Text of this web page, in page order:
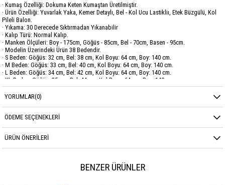
· Kumaş Özelliği: Dokuma Keten Kumaştan Üretilmiştir.
· Ürün Özelliği: Yuvarlak Yaka, Kemer Detaylı, Bel - Kol Ucu Lastikliı, Etek Büzgülü, Kol
Pileli Balon.
· Yıkama: 30 Derecede Sıktırmadan Yıkanabilir
· Kalıp Türü: Normal Kalıp.
· Manken Ölçüleri: Boy - 175cm, Göğüs - 85cm, Bel - 70cm, Basen - 95cm.
· Modelin Üzerindeki Ürün 38 Bedendir.
· S Beden: Göğüs: 32 cm, Bel: 38 cm, Kol Boyu: 64 cm, Boy: 140 cm.
· M Beden: Göğüs: 33 cm, Bel: 40 cm, Kol Boyu: 64 cm, Boy: 140 cm.
· L Beden: Göğüs: 34 cm, Bel: 42 cm, Kol Boyu: 64 cm, Boy: 140 cm.
· XL Beden: Göğüs: 35 cm, Bel: 44 cm, Kol Boyu: 64 cm, Boy: 140 cm.
· XXL Beden: Göğüs: 36 cm, Bel: 46 cm, Kol Boyu: 64 cm, Boy: 140 cm.
Sezon
Kumaş Cinsi
YORUMLAR(0)
ÖDEME SEÇENEKLERI
ÜRÜN ÖNERILERI
BENZER ÜRÜNLER